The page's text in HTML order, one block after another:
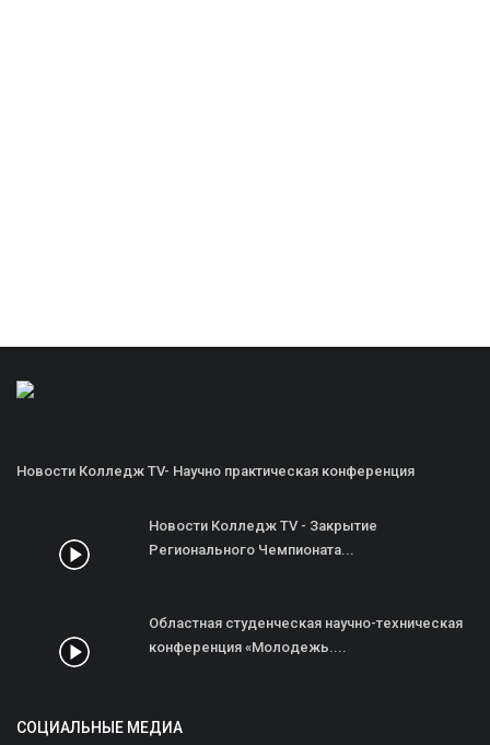
Новости Колледж TV- Научно практическая конференция
Новости Колледж TV - Закрытие
Регионального Чемпионата...
Областная студенческая научно-техническая
конференция «Молодежь....
СОЦИАЛЬНЫЕ МЕДИА